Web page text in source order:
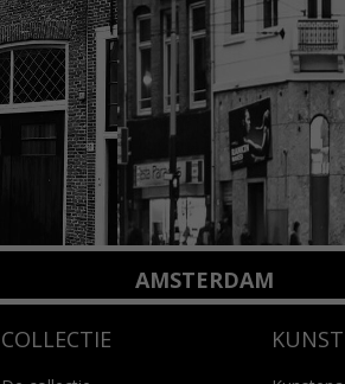
AMSTERDAM
1075 VX Amsterdam
COLLECTIE